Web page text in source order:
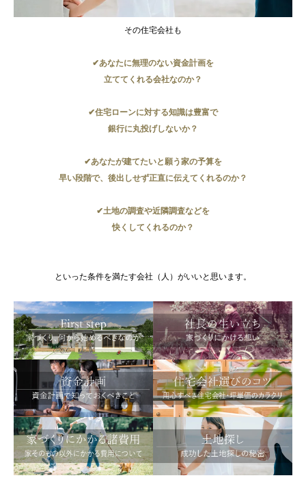
その住宅会社も
✔あなたに無理のない資金計画を
立ててくれる会社なのか？
✔住宅ローンに対する知識は豊富で
銀行に丸投げしないか？
✔あなたが建てたいと願う家の予算を
早い段階で、後出しせず正直に伝えてくれるのか？
✔土地の調査や近隣調査などを
快くしてくれるのか？
といった条件を満たす会社（人）がいいと思います。